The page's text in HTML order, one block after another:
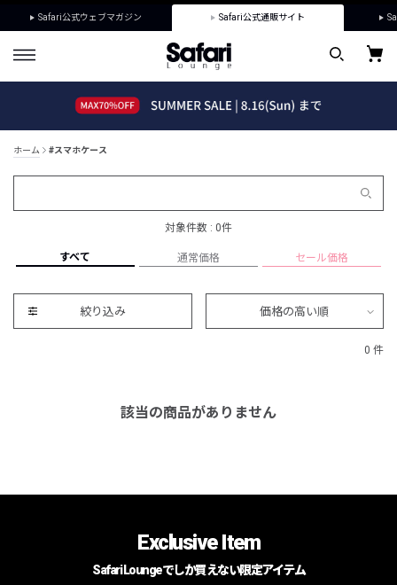
Safari公式ウェブマガジン Safari公式通販サイト
ホーム #スマホケース
対象件数 : 0件
すべて 通常価格 セール価格
絞り込み 価格の高い順
0 件
該当の商品がありません
Exclusive Item
Safari Loungeでしか買えない限定アイテム